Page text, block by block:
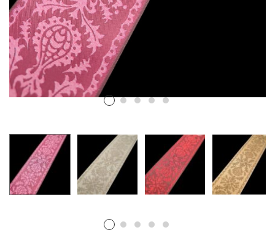
ENCAJES Y BORDADOS
Bolillo
Valenciennes y alençon
Tira Bordada
Blusones falleros
CONFECCIÓN PROPIA